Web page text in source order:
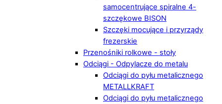
samocentrujące spiralne 4-
szczękowe BISON
Szczęki mocujące i przyrządy
frezerskie
Przenośniki rolkowe - stoły
Odciągi - Odpylacze do metalu
Odciągi do pyłu metalicznego
METALLKRAFT
Odciągi do pyłu metalicznego